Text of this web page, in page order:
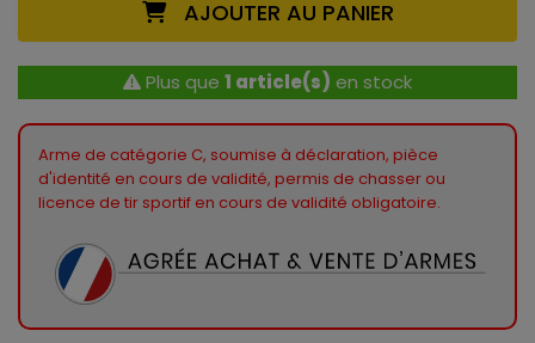
AJOUTER AU PANIER
Plus que 1 article(s) en stock
Arme de catégorie C, soumise à déclaration, pièce
d'identité en cours de validité, permis de chasser ou
licence de tir sportif en cours de validité obligatoire.